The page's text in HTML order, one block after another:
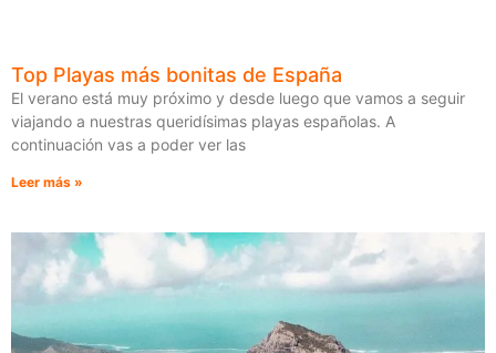
Top Playas más bonitas de España
El verano está muy próximo y desde luego que vamos a seguir
viajando a nuestras queridísimas playas españolas. A
continuación vas a poder ver las
Leer más »